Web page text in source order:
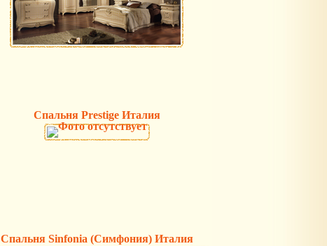
Спальня Prestige Италия
Спальня Sinfonia (Симфония) Италия